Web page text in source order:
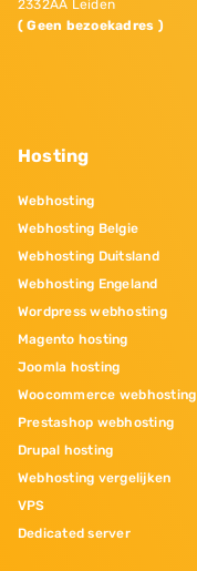
2332AA Leiden
( Geen bezoekadres )
Hosting
Webhosting
Webhosting Belgie
Webhosting Duitsland
Webhosting Engeland
Wordpress webhosting
Magento hosting
Joomla hosting
Woocommerce webhosting
Prestashop webhosting
Drupal hosting
Webhosting vergelijken
VPS
Dedicated server